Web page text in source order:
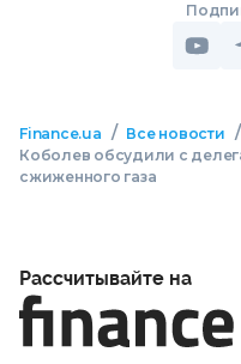
Finance.ua / Все новости /
Коболев обсудили с
сжиженного газа
Рассчитывайте на